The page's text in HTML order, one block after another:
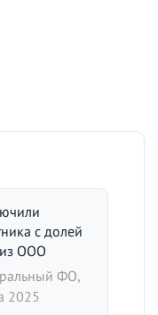
с долей
ООО
ФО,
2025